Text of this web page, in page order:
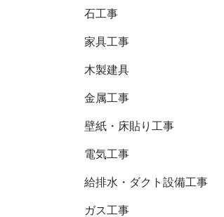
石工事
家具工事
木製建具
金属工事
壁紙・床貼り工事
電気工事
給排水・ダクト設備工事
ガス工事